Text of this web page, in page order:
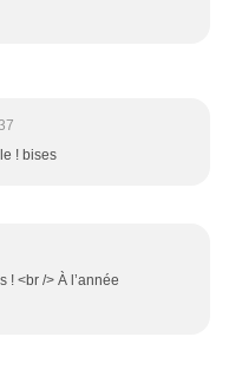
! bises
! <br /> À l’année